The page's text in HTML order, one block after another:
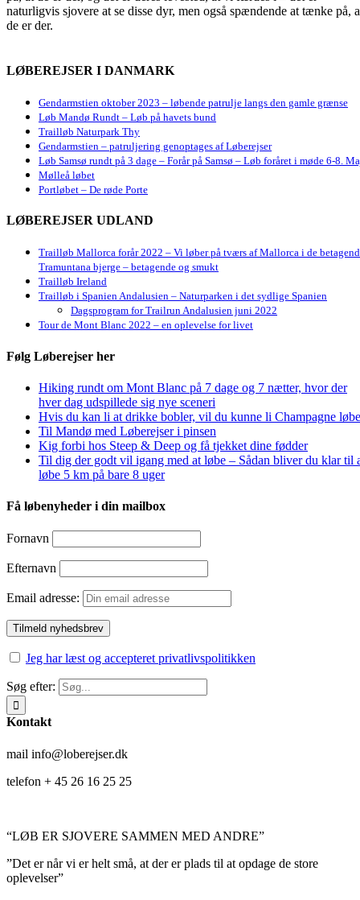
naturligvis sjovere at se disse dyr, men også spændende at tænke på,
de er der.
LØBEREJSER I DANMARK
Gendarmstien oktober 2023 – løbende patrulje langs den gamle grænse
Løb Mandø Rundt – Løb på havets bund
Trailløb Naturpark Thy
Gendarmstien – patruljering genoptages af Løberejser
Løb Samsø rundt på 3 dage – Forår på Samsø – Løb foråret i møde 6-8.
Mølleå løbet
Portløbet – De røde Porte
LØBEREJSER UDLAND
Trailløb Mallorca forår 2022 – Vi løber på tværs af Mallorca i de
Tramuntana bjerge – betagende og smukt
Trailløb Ireland
Trailløb i Spanien Andalusien – Naturparken i det sydlige Spanien
Dagsprogram for Trailrun Andalusien juni 2022
Tour de Mont Blanc 2022 – en oplevelse for livet
Følg Løberejser her
Hiking rundt om Mont Blanc på 7 dage og 7 nætter, hvor der
hver dag udspillede sig nye sceneri
Hvis du kan li at drikke bobler, vil du kunne li Champagne
Til Mandø med Løberejser i pinsen
Kig forbi hos Steep & Deep og få tjekket dine fødder
Til dig der godt vil igang med at løbe – Sådan bliver du klar til
løbe 5 km på bare 8 uger
Få løbenyheder i din mailbox
Fornavn
Efternavn
Email adresse:
Jeg har læst og accepteret privatlivspolitikken
Søg efter:
Kontakt
mail info@loberejser.dk
telefon + 45 26 16 25 25
“LØB ER SJOVERE SAMMEN MED ANDRE”
”Det er når vi er helt små, at der er plads til at opdage de store
oplevelser”